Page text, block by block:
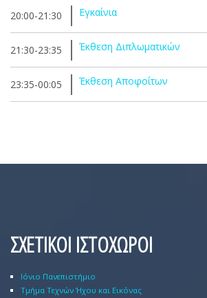
20:00-21:30 Εγκαίνια
21:30-23:35 Έκθεση Διπλωματικών
23:35-00:05 Έκθεση Αποφοίτων
ΣΧΕΤΙΚΟΙ ΙΣΤΟΧΩΡΟΙ
Ιόνιο Πανεπιστήμιο
Τμήμα Τεχνών Ήχου και Εικόνας